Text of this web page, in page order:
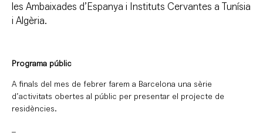
les Ambaixades d’Espanya i Instituts Cervantes a Tunísia
i Algèria.
Programa públic
A finals del mes de febrer farem a Barcelona una sèrie
d’activitats obertes al públic per presentar el projecte de
residències.